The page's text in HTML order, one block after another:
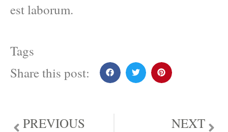
est laborum.
Tags
Share this post:
PREVIOUS NEXT